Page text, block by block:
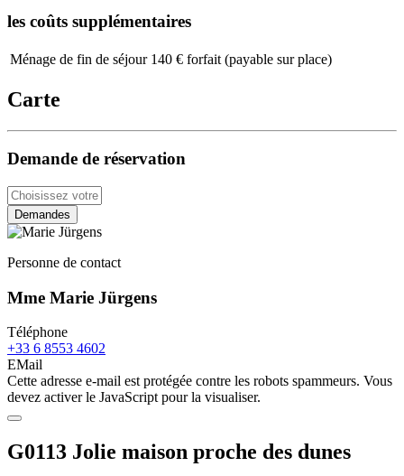
les coûts supplémentaires
Ménage de fin de séjour 140 € forfait (payable sur place)
Carte
Demande de réservation
Demandes
Personne de contact
Mme Marie Jürgens
Téléphone
+33 6 8553 4602
EMail
Cette adresse e-mail est protégée contre les robots spammeurs. Vous
devez activer le JavaScript pour la visualiser.
G0113 Jolie maison proche des dunes